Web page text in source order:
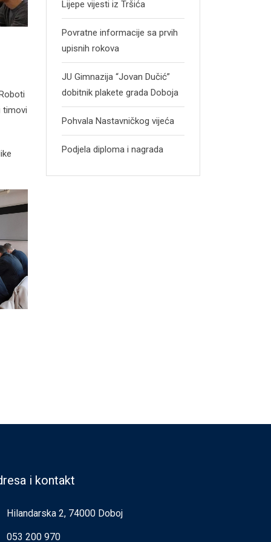
timovi
Lijepe vijesti iz Tršića
Povratne informacije sa prvih
upisnih rokova
JU Gimnazija “Jovan Dučić”
dobitnik plakete grada Doboja
Pohvala Nastavničkog vijeća
Podjela diploma i nagrada
i kontakt
Hilandarska 2, 74000 Doboj
053 200 970